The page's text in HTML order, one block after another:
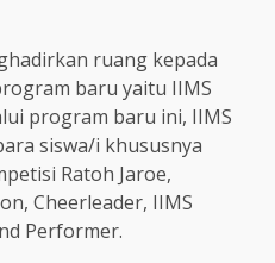
ruang kepada
baru yaitu IIMS
program baru ini, IIMS
siswa/i khususnya
Ratoh Jaroe,
Cheerleader, IIMS
Performer.